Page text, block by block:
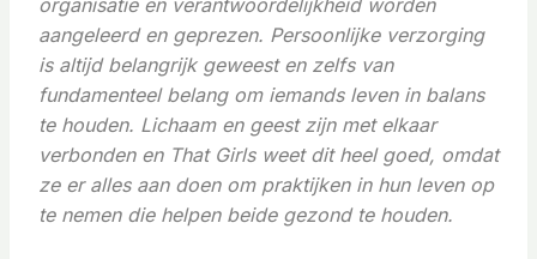
organisatie en verantwoordelijkheid worden
aangeleerd en geprezen. Persoonlijke verzorging
is altijd belangrijk geweest en zelfs van
fundamenteel belang om iemands leven in balans
te houden. Lichaam en geest zijn met elkaar
verbonden en That Girls weet dit heel goed, omdat
ze er alles aan doen om praktijken in hun leven op
te nemen die helpen beide gezond te houden.